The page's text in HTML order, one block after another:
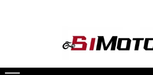
MOTOCICLETE & ATV
ECHIPAMENTE